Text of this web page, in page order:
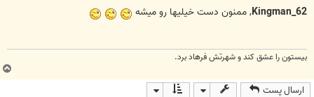
ت
Kingman_62, ممنون دست خيليها رو ميشه
بيستون را عشق کند و شهرتش فرهاد برد.
ارسال پست